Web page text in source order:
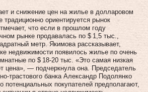
и снижение цен на жилье в долларовом
традиционно ориентируется рынок
что если в прошлом году
рынке продавалась по $ 1,5 тыс.,
метр. Якимова рассказывает,
недвижимости по­явилось жилье по очень
по $ 18‑20 тыс. «Это самая низкая
цена», — подчеркнула она. Председатель
трастового банка Александр Подолянко
потенциальных покупателей предполагают,